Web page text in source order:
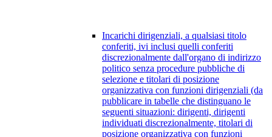
Incarichi dirigenziali, a qualsiasi titolo
conferiti, ivi inclusi quelli conferiti
discrezionalmente dall'organo di indirizzo
politico senza procedure pubbliche di
selezione e titolari di posizione
organizzativa con funzioni dirigenziali (da
pubblicare in tabelle che distinguano le
seguenti situazioni: dirigenti, dirigenti
individuati discrezionalmente, titolari di
posizione organizzativa con funzioni